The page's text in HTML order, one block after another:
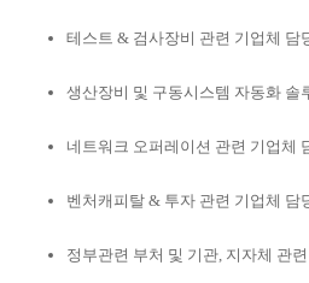
테스트 & 검사장비 관련 기업체 담
생산장비 및 구동시스템 자동화 솔
네트워크 오퍼레이션 관련 기업체
벤처캐피탈 & 투자 관련 기업체 담
정부관련 부처 및 기관, 지자체 관